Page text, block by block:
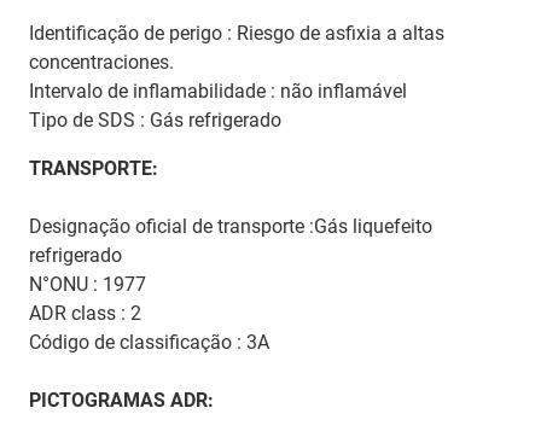
Identificação de perigo : Riesgo de asfixia a altas
concentraciones.
Intervalo de inflamabilidade : não inflamável
Tipo de SDS : Gás refrigerado
TRANSPORTE:
Designação oficial de transporte :Gás liquefeito
refrigerado
N°ONU : 1977
ADR class : 2
Código de classificação : 3A
PICTOGRAMAS ADR: